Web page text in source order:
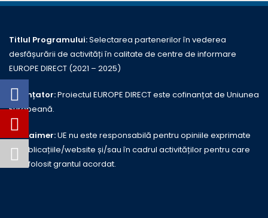
Titlul Programului:Selectarea partenerilor în vederea
desfășurării de activități în calitate de centre de informare
EUROPE DIRECT (2021 – 2025)
Finanțator:Proiectul EUROPE DIRECT este cofinanțat de Uniunea
Europeană.
Disclaimer:UE nu este responsabilă pentru opiniile exprimate
în publicațiile/website și/sau în cadrul activităților pentru care
este folosit grantul acordat.